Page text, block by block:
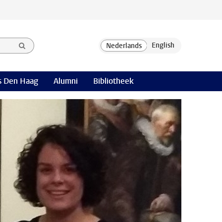
Den Haag Alumni Bibliotheek